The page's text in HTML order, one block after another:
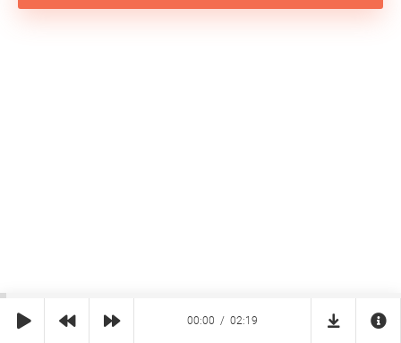
00:00 02:19